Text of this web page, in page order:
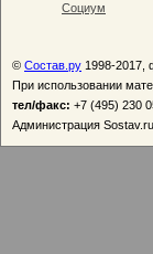
Социум
© Состав.ру 1998-2017,
При использовании
тел/факс: +7 (495) 230
Администрация